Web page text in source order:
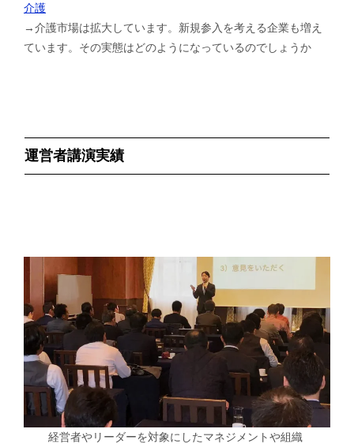
介護
→介護市場は拡大しています。新規参入を考える企業も増え
ています。その実態はどのようになっているのでしょうか
運営者講演実績
経営者やリーダーを対象にしたマネジメントや組織